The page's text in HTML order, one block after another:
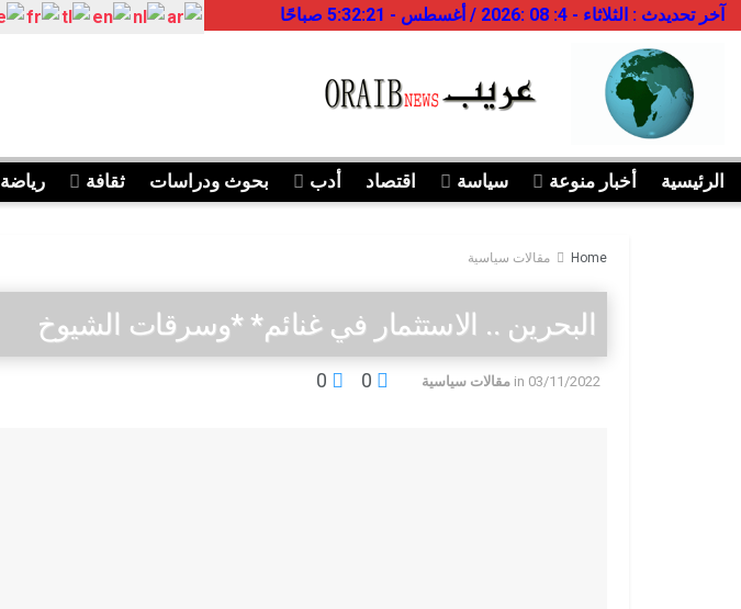
آخر تحديدث : الثلاثاء - 4: 08 :2026 / أغسطس - 5:32:21 صباحًا
الرئيسية أخبار منوعة سياسة اقتصاد أدب بحوث ودراسات ثقافة رياضة
Home مقالات سياسية
البحرين .. الاستثمار في غنائم* *وسرقات الشيوخ
03/11/2022
in مقالات سياسية 0
0